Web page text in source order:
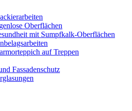
Oberflächen
mit Sumpfkalk-Oberflächen
auf Treppen
Fassadenschutz